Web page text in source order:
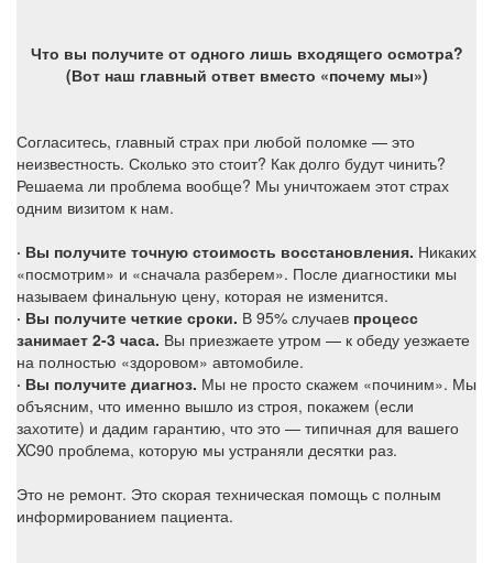
Что вы получите от одного лишь входящего осмотра?
(Вот наш главный ответ вместо «почему мы»)
Согласитесь, главный страх при любой поломке — это
неизвестность. Сколько это стоит? Как долго будут чинить?
Решаема ли проблема вообще? Мы уничтожаем этот страх
одним визитом к нам.
· Вы получите точную стоимость восстановления. Никаких
«посмотрим» и «сначала разберем». После диагностики мы
называем финальную цену, которая не изменится.
· Вы получите четкие сроки. В 95% случаев процесс
занимает 2-3 часа. Вы приезжаете утром — к обеду уезжаете
на полностью «здоровом» автомобиле.
· Вы получите диагноз. Мы не просто скажем «починим». Мы
объясним, что именно вышло из строя, покажем (если
захотите) и дадим гарантию, что это — типичная для вашего
XC90 проблема, которую мы устраняли десятки раз.
Это не ремонт. Это скорая техническая помощь с полным
информированием пациента.